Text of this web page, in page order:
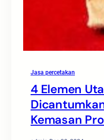
Jasa percetakan
4 Elemen
Kemasan